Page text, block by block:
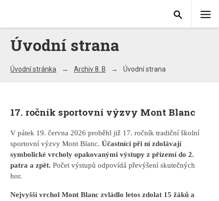
Úvodní strana
Úvodní stránka Archiv 8. B Úvodní strana
17. ročník sportovní výzvy Mont Blanc
V pátek 19. června 2026 proběhl již 17. ročník tradiční školní
sportovní výzvy Mont Blanc.Účastníci při ní zdolávají
symbolické vrcholy opakovanými výstupy z přízemí do 2.
patra a zpět.Počet výstupů odpovídá převýšení skutečných
hor.
Nejvyšší vrchol Mont Blanc zvládlo letos zdolat 15 žáků a